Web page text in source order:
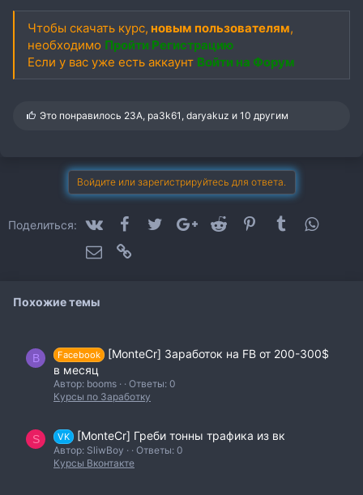
Чтобы скачать курс, новым пользователям,
необходимо Пройти Регистрацию
Если у вас уже есть аккаунт Войти на Форум
С
Это понравилось 23A, pa3k61 ,daryakuz и 10 другим
Войдите или зарегистрируйтесь для ответа.
Поделиться: VK FacebookTwitterGoogle+Reddit PinterestTumblr
Электронная почта
Похожие темы
B Facebook
[MonteCr] Заработок на FB от 200-300$
в месяц
Автор: booms
Ответы: 0
Курсы по Заработку
S VK [MonteCr] Греби тонны трафика из вк
Автор: SliwBoy
Ответы: 0
Курсы Вконтакте